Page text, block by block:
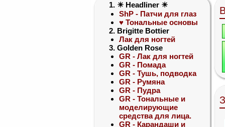
1. ☀ Headliner ☀
ShP - Патчи для глаз
♥ Тональные основы
2. Brigitte Bottier
Лак для ногтей
3. Golden Rose
GR - Лак для ногтей
GR - Помада
GR - Тушь, подводка
GR - Румяна
GR - Пудра
GR - Тональные и
моделирующие
средства для лица.
GR - Карандаши и